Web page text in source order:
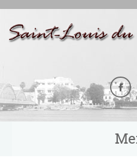
Panneau de gestion des